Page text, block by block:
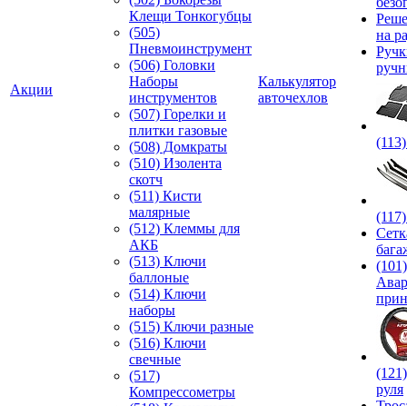
Акции
Клещи Тонкогубцы
(505)
Пневмоинструмент
(506) Головки
Наборы
инструментов
(507) Горелки и
плитки газовые
(508) Домкраты
(510) Изолента
скотч
(511) Кисти
малярные
(512) Клеммы для
АКБ
(513) Ключи
баллоные
(514) Ключи
наборы
(515) Ключи разные
(516) Ключи
свечные
(517)
Компрессометры
Калькулятор
авточехлов
на
(101)
руля